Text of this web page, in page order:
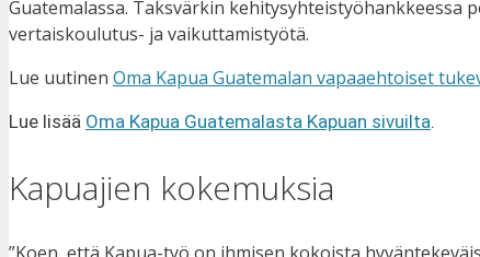
Guatemalassa. Taksvärkin
vertaiskoulutus- ja vaikuttamistyötä.
Lue uutinen Oma Kapua Guatemalan vapaaehtoiset
Lue lisää Oma Kapua Guatemalasta Kapuan sivuilta.
Kapuajien kokemuksia